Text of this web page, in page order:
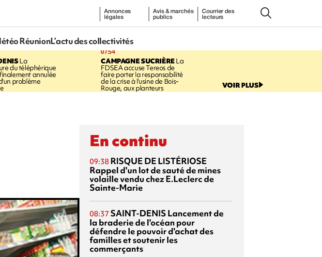
Annonces
légales
Avis & marchés
publics
Courrier des
lecteurs
RéunionL’actu des collectivités
La
du téléphérique
annulée
problème
07:54
CAMPAGNE SUCRIÈRELa
FDSEA accuse Tereos de
faire porter la responsabilité
de la crise à l'usine de Bois-
Rouge, aux planteurs VOIR PLUS
En continu
09:38 RISQUE DE LISTÉRIOSE
Rappel d'un lot de sauté de mines
volaille vendu chez E.Leclerc de
Sainte-Marie
08:37 SAINT-DENIS Lancement de
la braderie de l'océan pour
défendre le pouvoir d'achat des
familles et soutenir les
commerçants